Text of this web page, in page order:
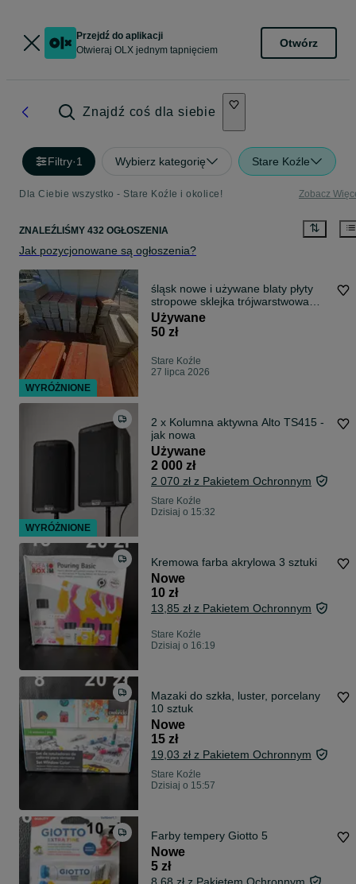
Przejdź do aplikacji
Otwieraj OLX jednym tapnięciem
Otwórz
Znajdź coś dla siebie
Filtry·1 Wybierz kategorię Stare Koźle
Dla Ciebie wszystko - Stare Koźle i okolice! Zobacz
ZNALEŹLIŚMY 432 OGŁOSZENIA
Jak pozycjonowane są ogłoszenia?
śląsk nowe i używane blaty płyty
stropowe sklejka trójwarstwowa
okuwane sklejka szalunkowa Peri
Doka szalunek fundament
Używane
50 zł
Stare Koźle
27 lipca 2026
2 x Kolumna aktywna Alto TS415 -
jak nowa
Używane
2 000 zł
2 070 zł z Pakietem Ochronnym
Stare Koźle
Dzisiaj o 15:32
Kremowa farba akrylowa 3 sztuki
Nowe
10 zł
13,85 zł z Pakietem Ochronnym
Stare Koźle
Dzisiaj o 16:19
Mazaki do szkła, luster, porcelany
10 sztuk
Nowe
15 zł
19,03 zł z Pakietem Ochronnym
Stare Koźle
Dzisiaj o 15:57
Farby tempery Giotto 5
Nowe
5 zł
WYRÓŻNIONE
WYRÓŻNIONE